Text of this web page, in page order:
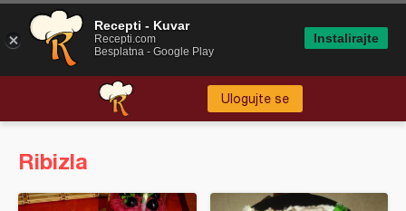
Ulogujte se
Ribizla
Recepti - Kuvar
Recepti.com
Besplatna - Google Play
Instalirajte